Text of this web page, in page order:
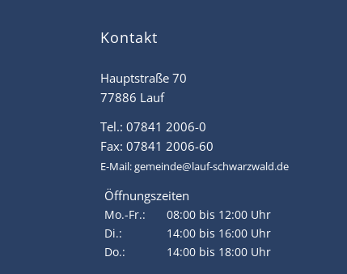
Kontakt
Hauptstraße 70
77886 Lauf
Tel.: 07841 2006-0
Fax: 07841 2006-60
E-Mail:gemeinde@lauf-schwarzwald.de
Öffnungszeiten
Mo.-Fr.:
08:00 bis 12:00 Uhr
Di.:
14:00 bis 16:00 Uhr
Do.:
14:00 bis 18:00 Uhr